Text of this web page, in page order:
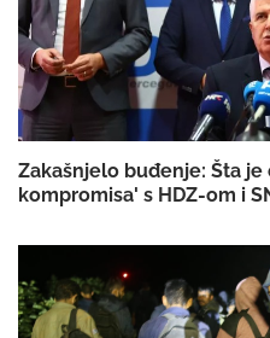
Zakašnjelo buđenje: Šta
kompromisa' s HDZ-om i